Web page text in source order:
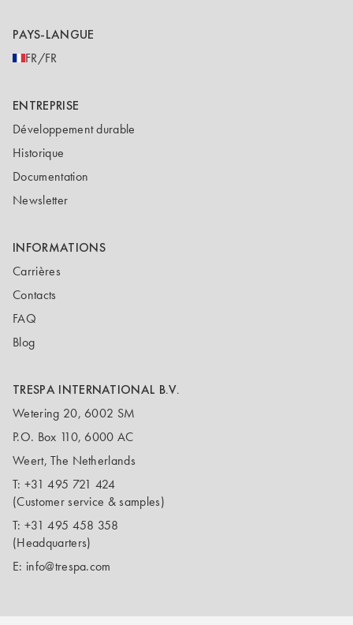
PAYS-LANGUE
FR/FR
ENTREPRISE
Développement durable
Historique
Documentation
Newsletter
INFORMATIONS
Carrières
Contacts
FAQ
Blog
TRESPA INTERNATIONAL B.V.
Wetering 20, 6002 SM
P.O. Box 110, 6000 AC
Weert, The Netherlands
T: +31 495 721 424
(Customer service & samples)
T: +31 495 458 358
(Headquarters)
E: info@trespa.com